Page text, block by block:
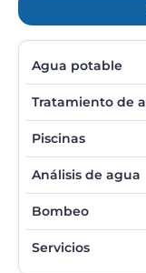
Agua potable
Tratamiento de
Piscinas
Análisis de agua
Bombeo
Servicios